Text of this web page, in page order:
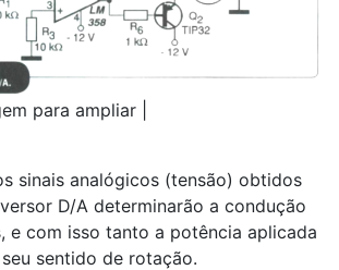
para ampliar |
sinais analógicos (tensão) obtidos
D/A determinarão a condução
e com isso tanto a potência aplicada
sentido de rotação.